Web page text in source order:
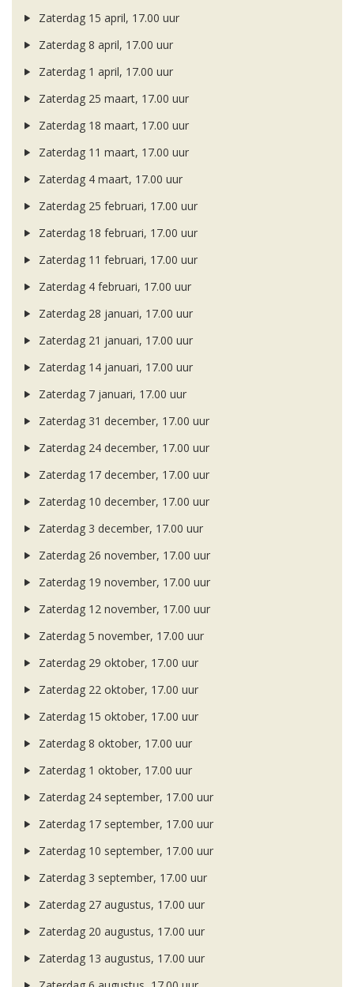
Zaterdag 15 april, 17.00 uur
Zaterdag 8 april, 17.00 uur
Zaterdag 1 april, 17.00 uur
Zaterdag 25 maart, 17.00 uur
Zaterdag 18 maart, 17.00 uur
Zaterdag 11 maart, 17.00 uur
Zaterdag 4 maart, 17.00 uur
Zaterdag 25 februari, 17.00 uur
Zaterdag 18 februari, 17.00 uur
Zaterdag 11 februari, 17.00 uur
Zaterdag 4 februari, 17.00 uur
Zaterdag 28 januari, 17.00 uur
Zaterdag 21 januari, 17.00 uur
Zaterdag 14 januari, 17.00 uur
Zaterdag 7 januari, 17.00 uur
Zaterdag 31 december, 17.00 uur
Zaterdag 24 december, 17.00 uur
Zaterdag 17 december, 17.00 uur
Zaterdag 10 december, 17.00 uur
Zaterdag 3 december, 17.00 uur
Zaterdag 26 november, 17.00 uur
Zaterdag 19 november, 17.00 uur
Zaterdag 12 november, 17.00 uur
Zaterdag 5 november, 17.00 uur
Zaterdag 29 oktober, 17.00 uur
Zaterdag 22 oktober, 17.00 uur
Zaterdag 15 oktober, 17.00 uur
Zaterdag 8 oktober, 17.00 uur
Zaterdag 1 oktober, 17.00 uur
Zaterdag 24 september, 17.00 uur
Zaterdag 17 september, 17.00 uur
Zaterdag 10 september, 17.00 uur
Zaterdag 3 september, 17.00 uur
Zaterdag 27 augustus, 17.00 uur
Zaterdag 20 augustus, 17.00 uur
Zaterdag 13 augustus, 17.00 uur